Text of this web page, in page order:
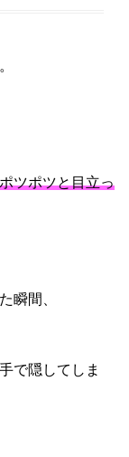
ツポツと目立っ
瞬間、
で隠してしま